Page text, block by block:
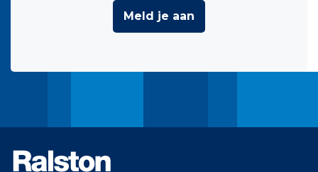
Meld je aan